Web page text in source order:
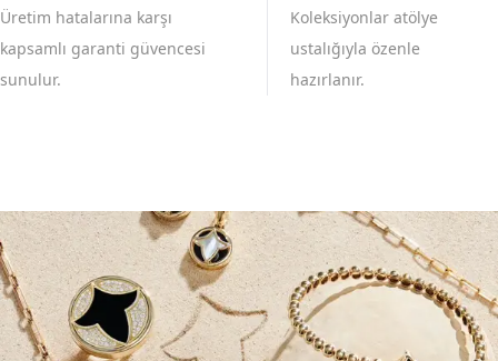
Üretim hatalarına karşı
kapsamlı garanti güvencesi
sunulur.
Koleksiyonlar atölye
ustalığıyla özenle
hazırlanır.